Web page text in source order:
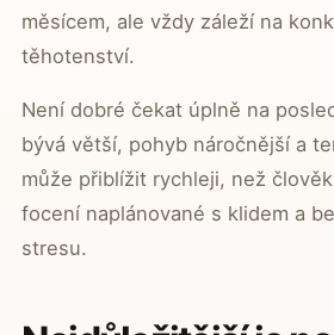
měsícem, ale vždy záleží na
těhotenství.
Není dobré čekat úplně na
bývá větší, pohyb náročnější a
může přiblížit rychleji, než
focení naplánované s klidem a
stresu.